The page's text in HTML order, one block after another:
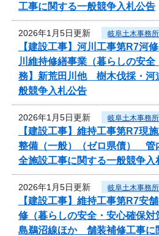
工事に関する一般競争入札公告
2026年1月5日更新 岐阜土木事務所
【建設工事】河川工事第R7
川維持修繕事業（暮らしの安
務】新荒田川他 樹木伐採・河
般競争入札公告
2026年1月5日更新 岐阜土木事務所
【建設工事】維持工事第R7現
整備（一般）（ゼロ県債）
全施設工事に関する一般競争入
2026年1月5日更新 岐阜土木事務所
【建設工事】維持工事第R7安
修（暮らしの安全・安心確保
島鵜沼線ほか 舗装補修工事に